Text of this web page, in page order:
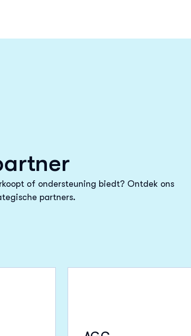
of ondersteuning biedt? Ontdek ons
partners.